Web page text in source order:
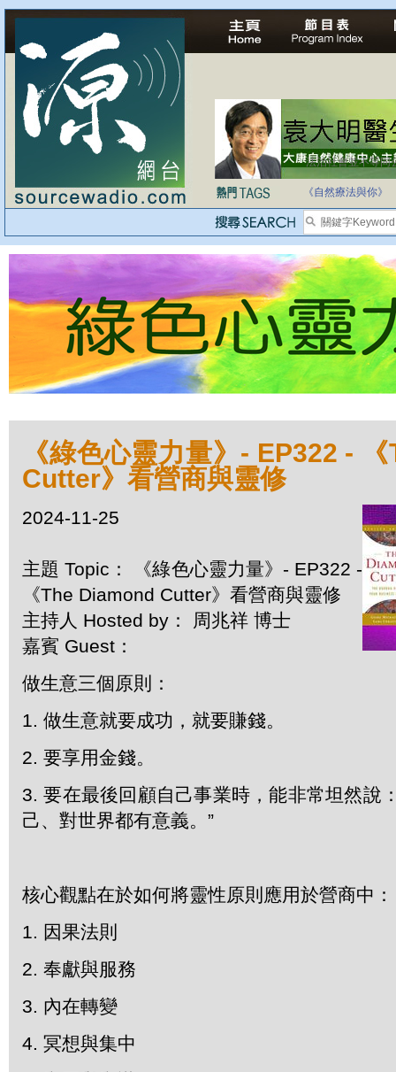
法治社會並不等同
《自然療法與你》
《綠色心靈力量》- EP322 -
Cutter》看營商與靈修
2024-11-25
主題 Topic： 《綠色心靈力量》- EP322 -
《The Diamond Cutter》看營商與靈修
主持人 Hosted by： 周兆祥 博士
嘉賓 Guest：
做生意三個原則：
1. 做生意就要成功，就要賺錢。
2. 要享用金錢。
3. 要在最後回顧自己事業時，能非常坦然說
己、對世界都有意義。”
核心觀點在於如何將靈性原則應用於營商中：
1. 因果法則
2. 奉獻與服務
3. 內在轉變
4. 冥想與集中